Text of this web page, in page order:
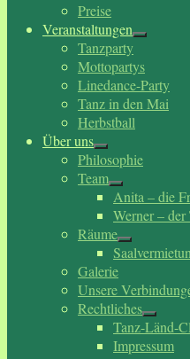
Preise
Veranstaltungen
Tanzparty
Mottopartys
Linedance-Party
Tanz in den Mai
Herbstball
Über uns
Philosophie
Team
Anita – die
Werner – der
Räume
Galerie
Unsere
Rechtliches
Tanz-Länd-
Impressum